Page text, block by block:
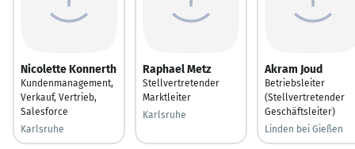
Nicolette Konnerth
Kundenmanagement,
Verkauf, Vertrieb,
Salesforce
Karlsruhe
Raphael Metz
Stellvertretender
Marktleiter
Karlsruhe
Akram Joud
Betriebsleiter
(Stellvertretender
Geschäftsleiter)
Linden bei Gießen